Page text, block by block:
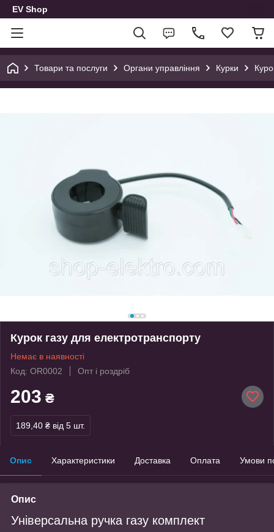
EV Shop
Товари та послуги Органи управління Курки
Курок газу для електротранспорту
Немає в наявності
Код: OR0002
Опт і роздріб
203 ₴
189,40 ₴ від 5 шт.
Опис Характеристики Доставка Оплата Умови
Опис
Універсальна ручка газу комплект